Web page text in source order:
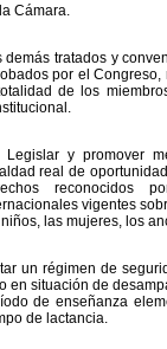
Cámara.
demás tratados y
por el
de los
Legislar y promover
real de
reconocidos
vigentes
niños, las mujeres, los
un régimen de
en situación de
de enseñanza
de lactancia.